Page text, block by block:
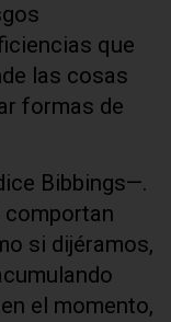
que
las cosas
formas de
Bibbings—.
comportan
si dijéramos,
el momento,